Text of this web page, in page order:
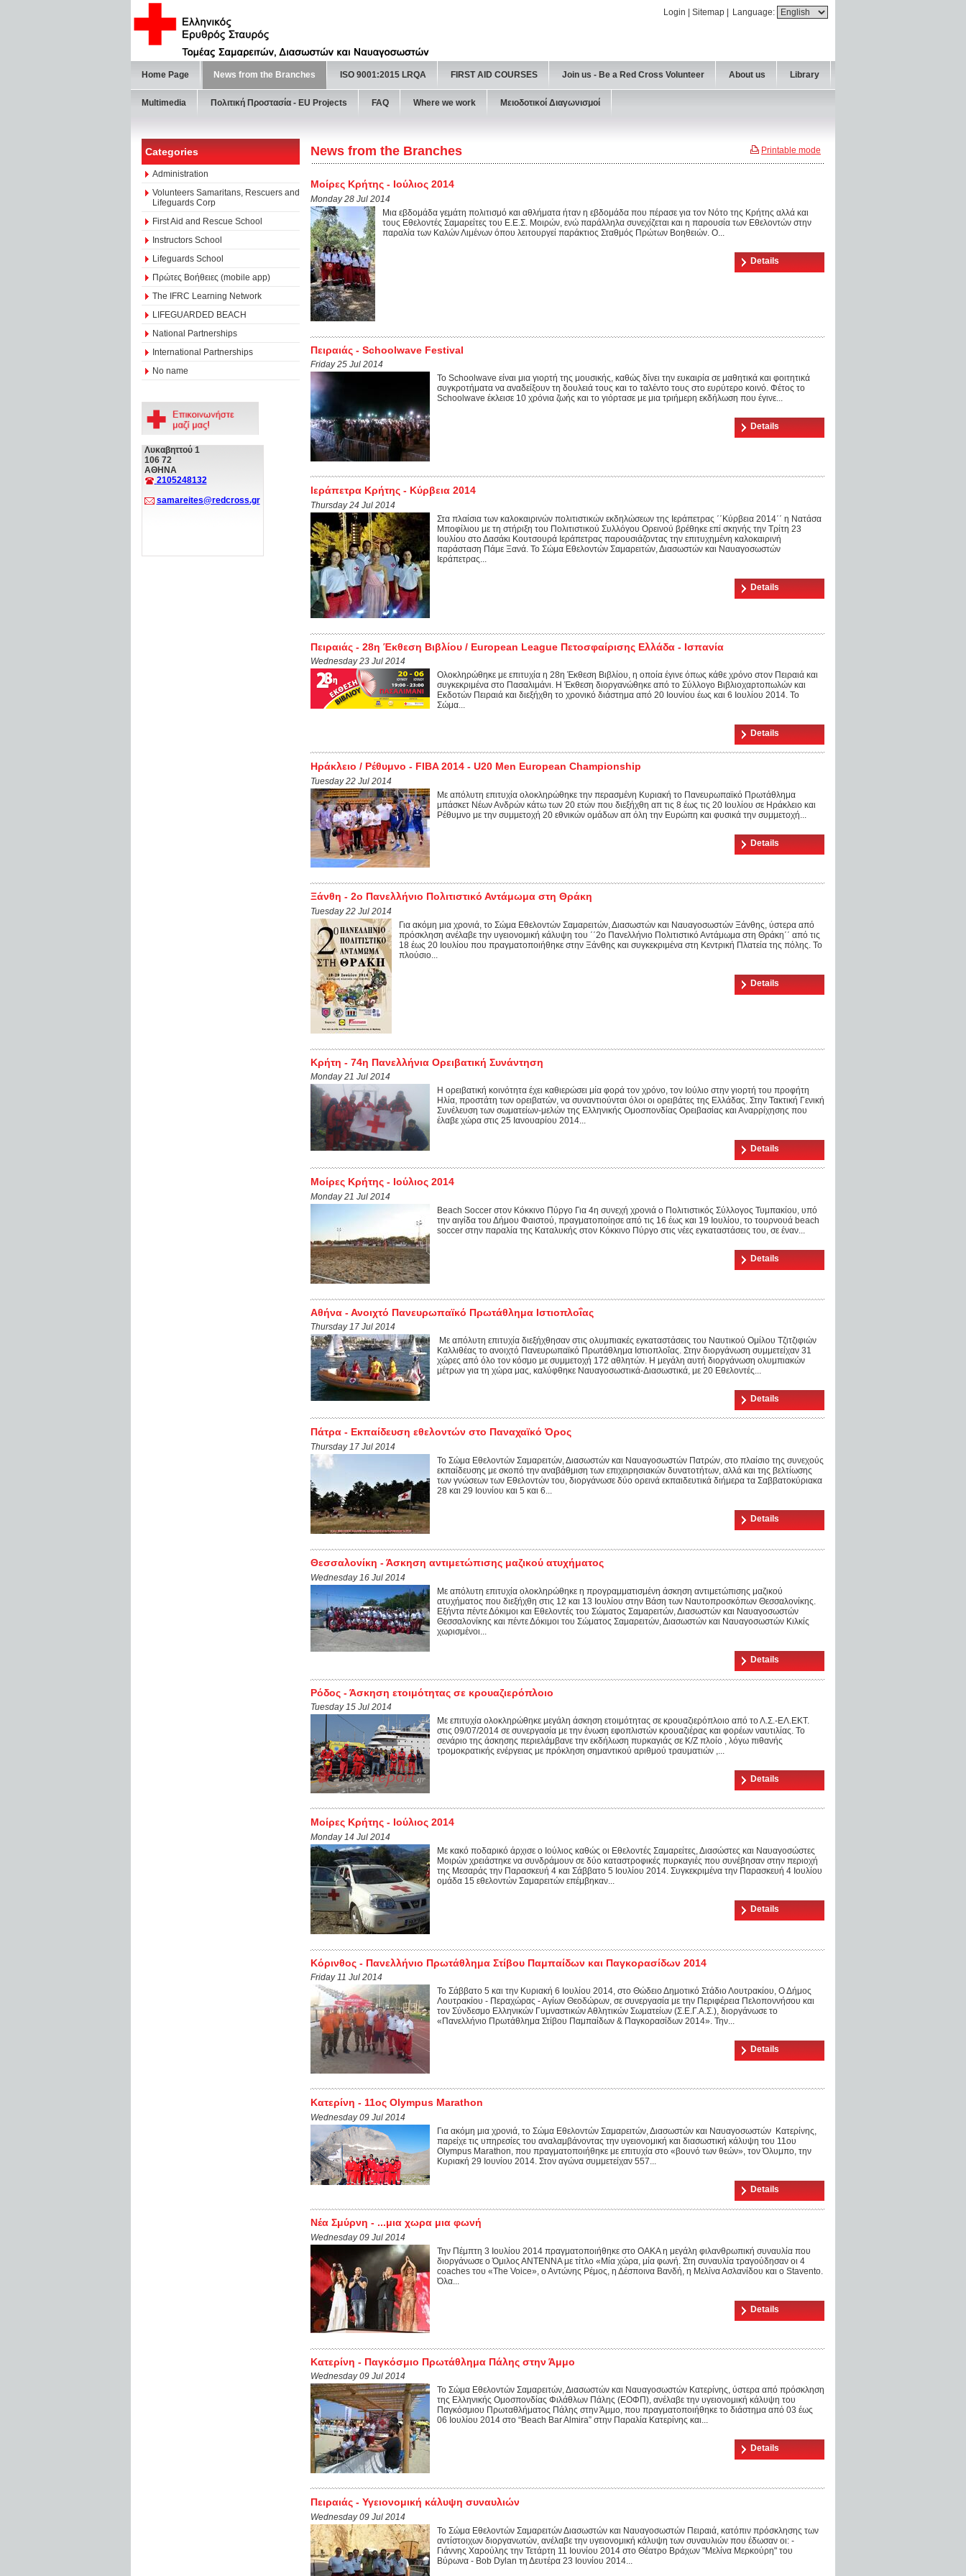
Language:
Login Sitemap
Home Page News from the Branches ISO 9001:2015 LRQA FIRST AID COURSES Join us - Be a Red Cross Volunteer About us Library
Multimedia Πολιτική Προστασία - ΕU Projects FAQ Where we work Μειοδοτικοί Διαγωνισμοί
Categories
Administration
Volunteers Samaritans, Rescuers and
Lifeguards Corp
First Aid and Rescue School
Instructors School
Lifeguards School
Πρώτες Βοήθειες (mobile app)
The IFRC Learning Network
LIFEGUARDED BEACH
National Partnerships
International Partnerships
No name
Λυκαβηττού 1
106 72
ΑΘΗΝΑ
2105248132
samareites@redcross.gr
Printable mode
News from the Branches
Μοίρες Κρήτης - Ιούλιος 2014
Monday 28 Jul 2014
Μια εβδομάδα γεμάτη πολιτισμό και αθλήματα ήταν η εβδομάδα που πέρασε για τον Νότο της Κρήτης αλλά και
τους Εθελοντές Σαμαρείτες του Ε.Ε.Σ. Μοιρών, ενώ παράλληλα συνεχίζεται και η παρουσία των Εθελοντών στην
παραλία των Καλών Λιμένων όπου λειτουργεί παράκτιος Σταθμός Πρώτων Βοηθειών. Ο...
Details
Πειραιάς - Schoolwave Festival
Friday 25 Jul 2014
To Schoolwave είναι μια γιορτή της μουσικής, καθώς δίνει την ευκαιρία σε μαθητικά και φοιτητικά
συγκροτήματα να αναδείξουν τη δουλειά τους και το ταλέντο τους στο ευρύτερο κοινό. Φέτος το
Schoolwave έκλεισε 10 χρόνια ζωής και το γιόρτασε με μια τριήμερη εκδήλωση που έγινε...
Details
Ιεράπετρα Κρήτης - Κύρβεια 2014
Thursday 24 Jul 2014
Στα πλαίσια των καλοκαιρινών πολιτιστικών εκδηλώσεων της Ιεράπετρας ΄΄Κύρβεια 2014΄΄ η Νατάσα
Μποφίλιου με τη στήριξη του Πολιτιστικού Συλλόγου Ορεινού βρέθηκε επί σκηνής την Τρίτη 23
Ιουλίου στο Δασάκι Κουτσουρά Ιεράπετρας παρουσιάζοντας την επιτυχημένη καλοκαιρινή
παράσταση Πάμε Ξανά. Το Σώμα Εθελοντών Σαμαρειτών, Διασωστών και Ναυαγοσωστών
Ιεράπετρας...
Details
Πειραιάς - 28η Έκθεση Βιβλίου / European League Πετοσφαίρισης Ελλάδα - Ισπανία
Wednesday 23 Jul 2014
Ολοκληρώθηκε με επιτυχία η 28η Έκθεση Βιβλίου, η οποία έγινε όπως κάθε χρόνο στον Πειραιά και
συγκεκριμένα στο Πασαλιμάνι. Η Έκθεση διοργανώθηκε από το Σύλλογο Βιβλιοχαρτοπωλών και
Εκδοτών Πειραιά και διεξήχθη το χρονικό διάστημα από 20 Ιουνίου έως και 6 Ιουλίου 2014. Το
Σώμα...
Details
Ηράκλειο / Ρέθυμνο - FIBA 2014 - U20 Men European Championship
Tuesday 22 Jul 2014
Με απόλυτη επιτυχία ολοκληρώθηκε την περασμένη Κυριακή το Πανευρωπαϊκό Πρωτάθλημα
μπάσκετ Νέων Ανδρών κάτω των 20 ετών που διεξήχθη απ τις 8 έως τις 20 Ιουλίου σε Ηράκλειο και
Ρέθυμνο με την συμμετοχή 20 εθνικών ομάδων απ όλη την Ευρώπη και φυσικά την συμμετοχή...
Details
Ξάνθη - 2ο Πανελλήνιο Πολιτιστικό Αντάμωμα στη Θράκη
Tuesday 22 Jul 2014
Για ακόμη μια χρονιά, το Σώμα Εθελοντών Σαμαρειτών, Διασωστών και Ναυαγοσωστών Ξάνθης, ύστερα από
πρόσκληση ανέλαβε την υγειονομική κάλυψη του ΄΄2ο Πανελλήνιο Πολιτιστικό Αντάμωμα στη Θράκη΄΄ από τις
18 έως 20 Ιουλίου που πραγματοποιήθηκε στην Ξάνθης και συγκεκριμένα στη Κεντρική Πλατεία της πόλης. Το
πλούσιο...
Details
Κρήτη - 74η Πανελλήνια Ορειβατική Συνάντηση
Monday 21 Jul 2014
Η ορειβατική κοινότητα έχει καθιερώσει μία φορά τον χρόνο, τον Ιούλιο στην γιορτή του προφήτη
Ηλία, προστάτη των ορειβατών, να συναντιούνται όλοι οι ορειβάτες της Ελλάδας. Στην Τακτική Γενική
Συνέλευση των σωματείων-μελών της Ελληνικής Ομοσπονδίας Ορειβασίας και Αναρρίχησης που
έλαβε χώρα στις 25 Ιανουαρίου 2014...
Details
Μοίρες Κρήτης - Ιούλιος 2014
Monday 21 Jul 2014
Beach Soccer στον Κόκκινο Πύργο Για 4η συνεχή χρονιά ο Πολιτιστικός Σύλλογος Τυμπακίου, υπό
την αιγίδα του Δήμου Φαιστού, πραγματοποίησε από τις 16 έως και 19 Ιουλίου, το τουρνουά beach
soccer στην παραλία της Καταλυκής στον Κόκκινο Πύργο στις νέες εγκαταστάσεις του, σε έναν...
Details
Αθήνα - Ανοιχτό Πανευρωπαϊκό Πρωτάθλημα Ιστιοπλοΐας
Thursday 17 Jul 2014
Με απόλυτη επιτυχία διεξήχθησαν στις ολυμπιακές εγκαταστάσεις του Ναυτικού Ομίλου Τζιτζιφιών
Καλλιθέας το ανοιχτό Πανευρωπαϊκό Πρωτάθλημα Ιστιοπλοΐας. Στην διοργάνωση συμμετείχαν 31
χώρες από όλο τον κόσμο με συμμετοχή 172 αθλητών. Η μεγάλη αυτή διοργάνωση ολυμπιακών
μέτρων για τη χώρα μας, καλύφθηκε Ναυαγοσωστικά-Διασωστικά, με 20 Εθελοντές...
Details
Πάτρα - Εκπαίδευση εθελοντών στο Παναχαϊκό Όρος
Thursday 17 Jul 2014
Το Σώμα Εθελοντών Σαμαρειτών, Διασωστών και Ναυαγοσωστών Πατρών, στο πλαίσιο της συνεχούς
εκπαίδευσης με σκοπό την αναβάθμιση των επιχειρησιακών δυνατοτήτων, αλλά και της βελτίωσης
των γνώσεων των Εθελοντών του, διοργάνωσε δύο ορεινά εκπαιδευτικά διήμερα τα Σαββατοκύριακα
28 και 29 Ιουνίου και 5 και 6...
Details
Θεσσαλονίκη - Άσκηση αντιμετώπισης μαζικού ατυχήματος
Wednesday 16 Jul 2014
Με απόλυτη επιτυχία ολοκληρώθηκε η προγραμματισμένη άσκηση αντιμετώπισης μαζικού
ατυχήματος που διεξήχθη στις 12 και 13 Ιουλίου στην Βάση των Ναυτοπροσκόπων Θεσσαλονίκης.
Εξήντα πέντε Δόκιμοι και Εθελοντές του Σώματος Σαμαρειτών, Διασωστών και Ναυαγοσωστών
Θεσσαλονίκης και πέντε Δόκιμοι του Σώματος Σαμαρειτών, Διασωστών και Ναυαγοσωστών Κιλκίς
χωρισμένοι...
Details
Ρόδος - Άσκηση ετοιμότητας σε κρουαζιερόπλοιο
Tuesday 15 Jul 2014
Με επιτυχία ολοκληρώθηκε μεγάλη άσκηση ετοιμότητας σε κρουαζιερόπλοιο από το Λ.Σ.-ΕΛ.ΕΚΤ.
στις 09/07/2014 σε συνεργασία με την ένωση εφοπλιστών κρουαζιέρας και φορέων ναυτιλίας. Το
σενάριο της άσκησης περιελάμβανε την εκδήλωση πυρκαγιάς σε Κ/Ζ πλοίο , λόγω πιθανής
τρομοκρατικής ενέργειας με πρόκληση σημαντικού αριθμού τραυματιών ,...
Details
Μοίρες Κρήτης - Ιούλιος 2014
Monday 14 Jul 2014
Με κακό ποδαρικό άρχισε ο Ιούλιος καθώς οι Εθελοντές Σαμαρείτες, Διασώστες και Ναυαγοσώστες
Μοιρών χρειάστηκε να συνδράμουν σε δύο καταστροφικές πυρκαγιές που συνέβησαν στην περιοχή
της Μεσαράς την Παρασκευή 4 και Σάββατο 5 Ιουλίου 2014. Συγκεκριμένα την Παρασκευή 4 Ιουλίου
ομάδα 15 εθελοντών Σαμαρειτών επέμβηκαν...
Details
Κόρινθος - Πανελλήνιο Πρωτάθλημα Στίβου Παμπαίδων και Παγκορασίδων 2014
Friday 11 Jul 2014
Το Σάββατο 5 και την Κυριακή 6 Ιουλίου 2014, στο Θώδειο Δημοτικό Στάδιο Λουτρακίου, Ο Δήμος
Λουτρακίου - Περαχώρας - Αγίων Θεοδώρων, σε συνεργασία με την Περιφέρεια Πελοποννήσου και
τον Σύνδεσμο Ελληνικών Γυμναστικών Αθλητικών Σωματείων (Σ.Ε.Γ.Α.Σ.), διοργάνωσε το
«Πανελλήνιο Πρωτάθλημα Στίβου Παμπαίδων & Παγκορασίδων 2014». Την...
Details
Κατερίνη - 11ος Olympus Marathon
Wednesday 09 Jul 2014
Για ακόμη μια χρονιά, το Σώμα Εθελοντών Σαμαρειτών, Διασωστών και Ναυαγοσωστών Κατερίνης,
παρείχε τις υπηρεσίες του αναλαμβάνοντας την υγειονομική και διασωστική κάλυψη του 11ου
Olympus Marathon, που πραγματοποιήθηκε με επιτυχία στο «βουνό των θεών», τον Όλυμπο, την
Κυριακή 29 Ιουνίου 2014. Στον αγώνα συμμετείχαν 557...
Details
Νέα Σμύρνη - ...μια χωρα μια φωνή
Wednesday 09 Jul 2014
Την Πέμπτη 3 Ιουλίου 2014 πραγματοποιήθηκε στο ΟΑΚΑ η μεγάλη φιλανθρωπική συναυλία που
διοργάνωσε ο Όμιλος ΑΝΤΕΝΝΑ με τίτλο «Μία χώρα, μία φωνή. Στη συναυλία τραγούδησαν οι 4
coaches του «The Voice», ο Αντώνης Ρέμος, η Δέσποινα Βανδή, η Μελίνα Ασλανίδου και ο Stavento.
Όλα...
Details
Κατερίνη - Παγκόσμιο Πρωτάθλημα Πάλης στην Άμμο
Wednesday 09 Jul 2014
Το Σώμα Εθελοντών Σαμαρειτών, Διασωστών και Ναυαγοσωστών Κατερίνης, ύστερα από πρόσκληση
της Ελληνικής Ομοσπονδίας Φιλάθλων Πάλης (ΕΟΦΠ), ανέλαβε την υγειονομική κάλυψη του
Παγκόσμιου Πρωταθλήματος Πάλης στην Άμμο, που πραγματοποιήθηκε το διάστημα από 03 έως
06 Ιουλίου 2014 στο “Beach Bar Almira” στην Παραλία Κατερίνης και...
Details
Πειραιάς - Υγειονομική κάλυψη συναυλιών
Wednesday 09 Jul 2014
Το Σώμα Εθελοντών Σαμαρειτών Διασωστών και Ναυαγοσωστών Πειραιά, κατόπιν πρόσκλησης των
αντίστοιχων διοργανωτών, ανέλαβε την υγειονομική κάλυψη των συναυλιών που έδωσαν οι: -
Γιάννης Χαρούλης την Τετάρτη 11 Ιουνίου 2014 στο Θέατρο Βράχων "Μελίνα Μερκούρη" του
Βύρωνα - Bob Dylan τη Δευτέρα 23 Ιουνίου 2014...